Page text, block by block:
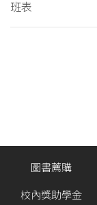
班表
圖書薦購
校內獎助學金